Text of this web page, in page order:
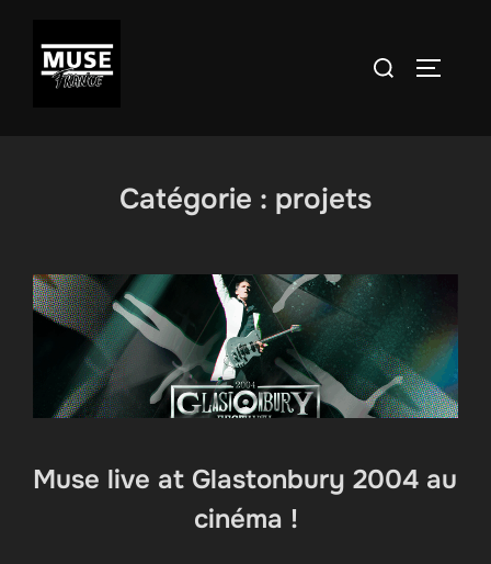
contenu
Rechercher :
Catégorie : projets
Muse live at Glastonbury 2004 au
cinéma !